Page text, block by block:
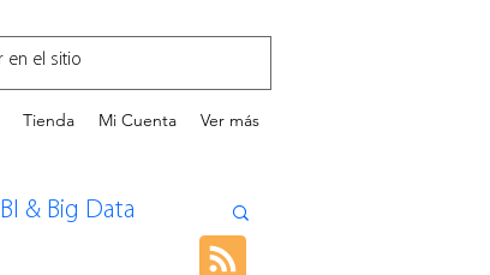
Tienda Mi Cuenta Ver más
BI & Big Data